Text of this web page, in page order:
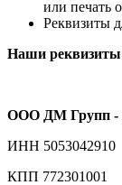
или печать
Реквизиты
Наши
ООО ДМ Групп -
ИНН 5053042910
КПП 772301001